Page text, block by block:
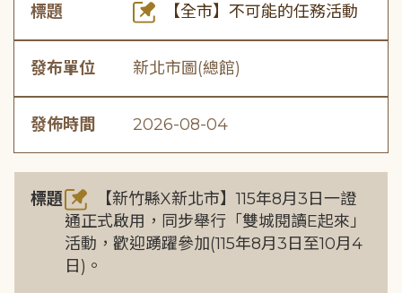
標題 【全市】不可能的任務活動
發布單位 新北市圖(總館)
發佈時間 2026-08-04
標題
【新竹縣X新北市】115年8月3日一證
通正式啟用，同步舉行「雙城閱讀E起來」
活動，歡迎踴躍參加(115年8月3日至10月4
日)。